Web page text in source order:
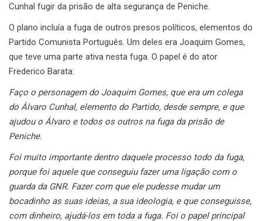
Cunhal fugir da prisão de alta segurança de Peniche.
O plano incluía a fuga de outros presos políticos, elementos do
Partido Comunista Português. Um deles era Joaquim Gomes,
que teve uma parte ativa nesta fuga. O papel é do ator
Frederico Barata:
Faço o personagem do Joaquim Gomes, que era um colega
do Álvaro Cunhal, elemento do Partido, desde sempre, e que
ajudou o Álvaro e todos os outros na fuga da prisão de
Peniche.
Foi muito importante dentro daquele processo todo da fuga,
porque foi aquele que conseguiu fazer uma ligação com o
guarda da GNR. Fazer com que ele pudesse mudar um
bocadinho as suas ideias, a sua ideologia, e que conseguisse,
com dinheiro, ajudá-los em toda a fuga. Foi o papel principal